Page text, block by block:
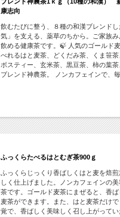
康志向
飲むたびに整う、８種の和漢ブレンド
気」を支える、薬草のちから。ご家族
飲める健康茶です。🍃 人気のゴールド
べれるはと麦茶、どくだみ茶、くま笹茶
ボスティー、玄米茶、黒豆茶、柿の葉
ブレンド神農茶。 ノンカフェインで、
ふっくらたべるはとむぎ茶900ｇ
ふっくらじっくり香ばしくはと麦を焙
しく仕上げました。ノンカフェインの
茶です。ゴールド麦茶にまぜると、香ば
麦茶ができます。また、はと麦茶だけ
覚で、香ばしく美味しく召し上がってい